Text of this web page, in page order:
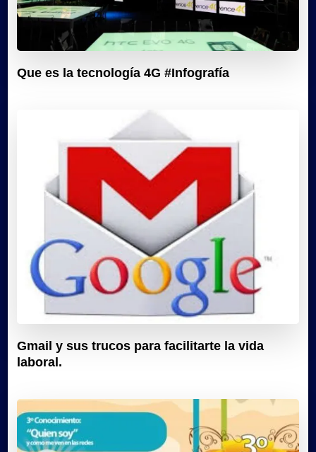
Que es la tecnología 4G #Infografía
Gmail y sus trucos para facilitarte la vida
laboral.